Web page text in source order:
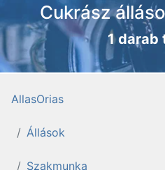
Cukrász
1 darab
AllasOrias
Állások
Szakmunka